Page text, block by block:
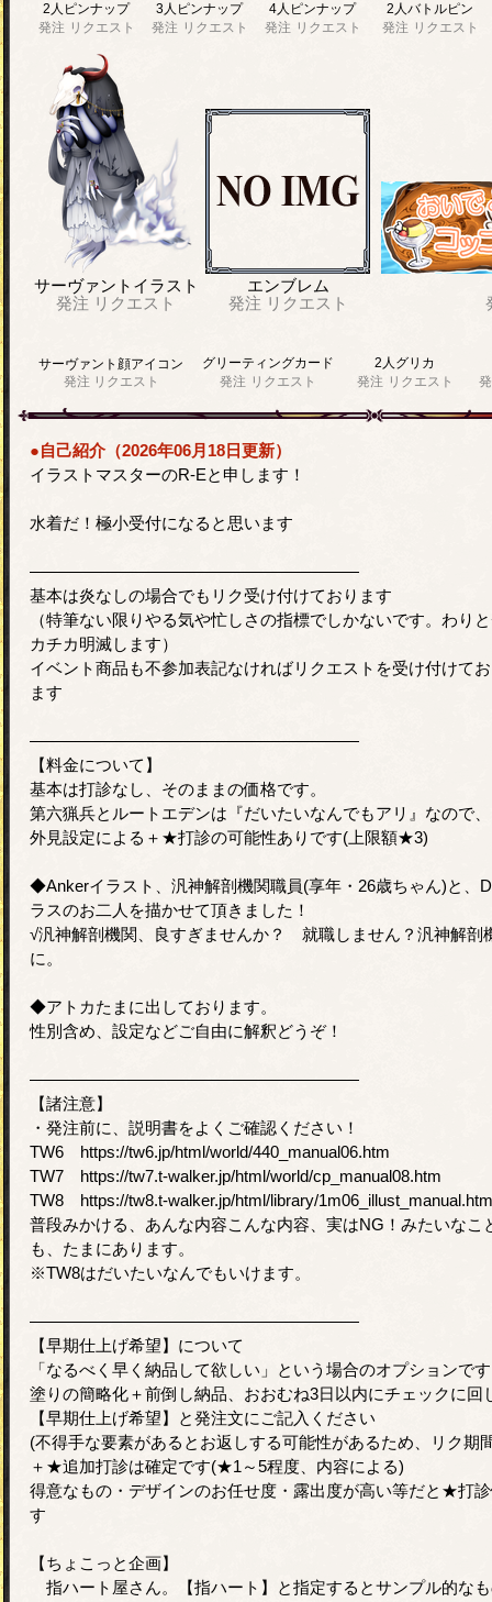
2人ピンナップ
発注 リクエスト
3人ピンナップ
発注 リクエスト
4人ピンナップ
発注 リクエスト
2人バトルピン
発注 リクエスト
サーヴァントイラスト
発注 リクエスト
エンブレム
発注 リクエスト
サーヴァント顔アイコン
発注 リクエスト
グリーティングカード
発注 リクエスト
2人グリカ
発注 リクエスト
●自己紹介（2026年06月18日更新）
イラストマスターのR-Eと申します！
水着だ！極小受付になると思います
――――――――――――――――――――
基本は炎なしの場合でもリク受け付けております
（特筆ない限りやる気や忙しさの指標でしかないです。わり
カチカ明滅します）
イベント商品も不参加表記なければリクエストを受け付けて
ます
――――――――――――――――――――
【料金について】
基本は打診なし、そのままの価格です。
第六猟兵とルートエデンは『だいたいなんでもアリ』なので、
外見設定による＋★打診の可能性ありです(上限額★3)
◆Ankerイラスト、汎神解剖機関職員(享年・26歳ちゃん)と、
ラスのお二人を描かせて頂きました！
√汎神解剖機関、良すぎませんか？ 就職しません？汎神解剖
に。
◆アトカたまに出しております。
性別含め、設定などご自由に解釈どうぞ！
――――――――――――――――――――
【諸注意】
・発注前に、説明書をよくご確認ください！
TW6 https://tw6.jp/html/world/440_manual06.htm
TW7 https://tw7.t-walker.jp/html/world/cp_manual08.htm
TW8 https://tw8.t-walker.jp/html/library/1m06_illust_manual.htm
普段みかける、あんな内容こんな内容、実はNG！みたいなこ
も、たまにあります。
※TW8はだいたいなんでもいけます。
――――――――――――――――――――
【早期仕上げ希望】について
「なるべく早く納品して欲しい」という場合のオプションです
塗りの簡略化＋前倒し納品、おおむね3日以内にチェックに回
【早期仕上げ希望】と発注文にご記入ください
(不得手な要素があるとお返しする可能性があるため、リク期
＋★追加打診は確定です(★1～5程度、内容による)
得意なもの・デザインのお任せ度・露出度が高い等だと★打
す
【ちょこっと企画】
指ハート屋さん。【指ハート】と指定するとサンプル的な